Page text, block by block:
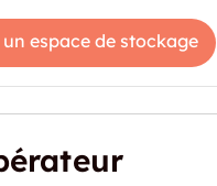
espace de stockage